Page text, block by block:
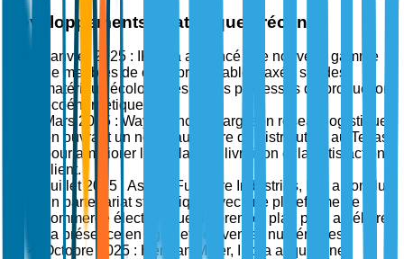
Développements stratégiques récents
Janvier 2025 : IKEA a annoncé une nouvelle gamme
de meubles de chambre durables, axée sur des
matériaux écologiques et des processus de production
écoénergétiques.
Mars 2025 : Wayfair Inc. a élargi son réseau logistique
en ouvrant un nouveau centre de distribution au Texas
pour améliorer les délais de livraison et la satisfaction
client.
Juillet 2025 : Ashley Furniture Industries, Inc. a conclu
un partenariat stratégique avec une plateforme de
commerce électronique de premier plan pour améliorer
sa présence en ligne et ses ventes numériques.
Octobre 2025 : Herman Miller, Inc. a acquis une